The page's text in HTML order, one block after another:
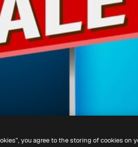
you agree to the storing of cookies on